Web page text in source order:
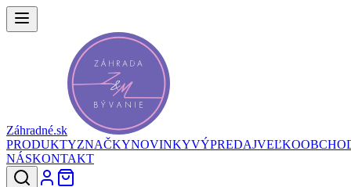
Záhradné.sk
PRODUKTYZNAČKYNOVINKYVÝPREDAJ
NÁSKONTAKT